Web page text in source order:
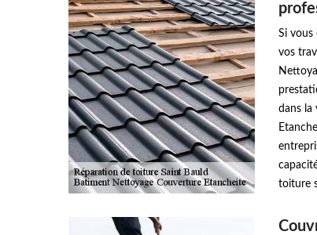
Si vous
vos
dans la
toiture